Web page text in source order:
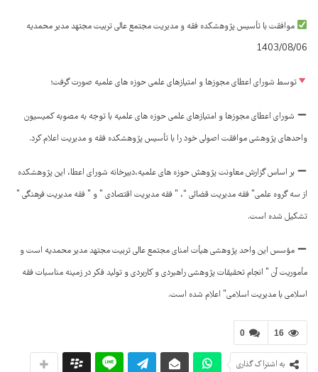
موافقت با تأسیس پژوهشکده فقه و مدیریت مجتمع عالی تربیت مجتهد مدیر محمدیه
1403/08/06
توسط شورای اعطای مجوزها و امتیازهای علمی حوزه های علمیه صورت گرفت؛
شورای اعطای مجوزها و امتیازهای علمی حوزه های علمیه با توجه به مصوبه کمیسیون
واحدهای پژوهشی موافقت اصولی خود را با تأسیس پژوهشکده فقه و مدیریت اعلام کرد.
بر اساس گزارش معاونت پژوهش حوزه های علمیه،دبیرخانه شورای اعطا، این پژوهشکده
از سه گروه علمی” فقه مدیریت قضائی “، ” فقه مدیریت اقتصادی ” و ” فقه مدیریت فرهنگی ”
تشکیل شده است.
مؤسس این واحد پژوهشی هیأت امنای مجتمع عالی تربیت مجتهد مدیر محمدیه است و
مأموریت آن ” انجام تحقیقات پژوهشی راهبردی و کاربردی و تولید فکر در زمینه مناسبات فقه
اسلامی با مدیریت اسلامی” اعلام شده است.
0 16
به اشتراک گذاری